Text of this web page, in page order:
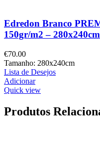
Edredon Branco
150gr/m2 – 280x240cm
€70.00
Tamanho: 280x240cm
Lista de Desejos
Adicionar
Quick view
Produtos